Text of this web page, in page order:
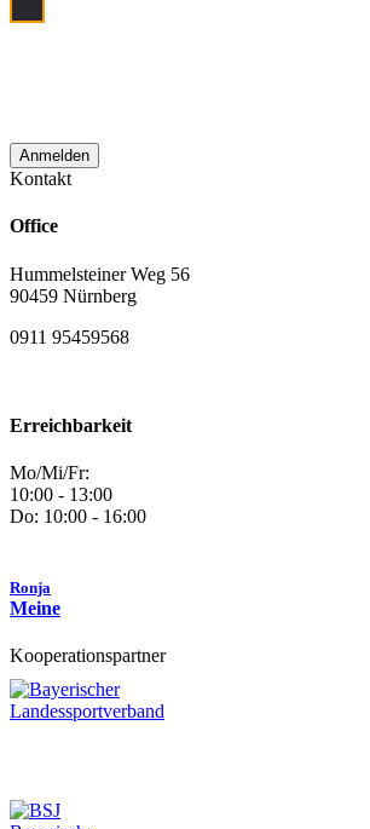
Kontakt
Office
Hummelsteiner Weg 56
90459 Nürnberg
0911 95459568
Erreichbarkeit
Mo/Mi/Fr:
10:00 - 13:00
Do: 10:00 - 16:00
Ronja
Meine
Kooperationspartner